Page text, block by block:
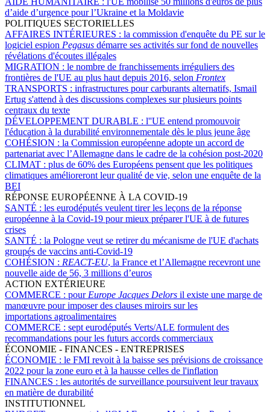
d’aide d’urgence pour l’Ukraine et la Moldavie
POLITIQUES SECTORIELLES
AFFAIRES INTÉRIEURES : la commission d'enquête du PE sur le
logiciel espion Pegasus démarre ses activités sur fond de nouvelles
révélations d'écoutes illégales
MIGRATION : le nombre de franchissements irréguliers des
frontières de l'UE au plus haut depuis 2016, selon Frontex
TRANSPORTS : infrastructures pour carburants alternatifs, Ismail
Ertug s'attend à des discussions complexes sur plusieurs points
centraux du texte
DÉVELOPPEMENT DURABLE : l''UE entend promouvoir
l'éducation à la durabilité environnementale dès le plus jeune âge
COHÉSION : la Commission européenne adopte un accord de
partenariat avec l’Allemagne dans le cadre de la cohésion post-2020
CLIMAT : plus de 60% des Européens pensent que les politiques
climatiques amélioreront leur qualité de vie, selon une enquête de la
BEI
RÉPONSE EUROPÉENNE À LA COVID-19
SANTÉ : les eurodéputés veulent tirer les leçons de la réponse
européenne à la Covid-19 pour mieux préparer l'UE à de futures
crises
SANTÉ : la Pologne veut se retirer du mécanisme de l'UE d'achats
groupés de vaccins anti-Covid-19
COHÉSION : REACT-EU, la France et l’Allemagne recevront une
nouvelle aide de 56, 3 millions d’euros
ACTION EXTÉRIEURE
COMMERCE : pour Europe Jacques Delors il existe une marge de
manœuvre pour imposer des clauses miroirs sur les
importations agroalimentaires
COMMERCE : sept eurodéputés Verts/ALE formulent des
recommandations pour les futurs accords commerciaux
ÉCONOMIE - FINANCES - ENTREPRISES
ÉCONOMIE : le FMI revoit à la baisse ses prévisions de croissance
2022 pour la zone euro et à la hausse celles de l'inflation
FINANCES : les autorités de surveillance poursuivent leur travaux
en matière de durabilité
INSTITUTIONNEL